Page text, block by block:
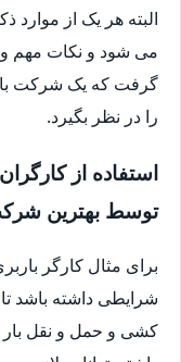
البته هر یک از
می شود و نکات مهم و
گرفت که یک شرکت
را در نظر بگیرد.
استفاده از
توسط بهترین
برای مثال کارگر
شرایطی داشته باشد
کشی و حمل و نقل بار